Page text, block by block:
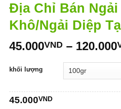
Địa Chỉ Bán
Khô/Ngải Diệp
45.000VND – 120.000
khối lượng
45.000VND